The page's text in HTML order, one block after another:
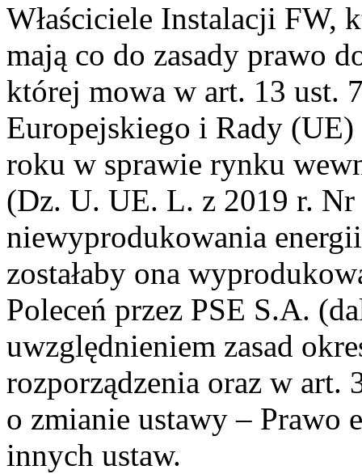
Właściciele Instalacji FW,
mają co do zasady prawo
której mowa w art. 13 ust.
Europejskiego i Rady
roku w sprawie rynku
(Dz. U. UE. L. z 2019 r. Nr
niewyprodukowania
zostałaby ona
Poleceń przez PSE S.A.
uwzględnieniem zasad
rozporządzenia oraz w art.
o zmianie ustawy – Prawo
innych ustaw.